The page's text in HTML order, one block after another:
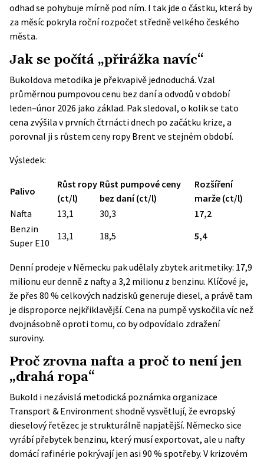
odhad se pohybuje mírně pod ním. I tak jde o částku, která by
za měsíc pokryla roční rozpočet středně velkého českého
města.
Jak se počítá „přirážka navíc“
Bukoldova metodika je překvapivě jednoduchá. Vzal
průměrnou pumpovou cenu bez daní a odvodů v období
leden–únor 2026 jako základ. Pak sledoval, o kolik se tato
cena zvýšila v prvních čtrnácti dnech po začátku krize, a
porovnal ji s růstem ceny ropy Brent ve stejném období.
Výsledek:
Palivo
Růst ropy
(ct/l)
Růst pumpové ceny
bez daní (ct/l)
Rozšíření
marže (ct/l)
Nafta
13,1 30,3
17,2
Benzin
Super E10
13,1 18,5 5,4
Denní prodeje v Německu pak udělaly zbytek aritmetiky: 17,9
milionu eur denně z nafty a 3,2 milionu z benzinu. Klíčové je,
že přes 80 % celkových nadzisků generuje diesel, a právě tam
je disproporce nejkřiklavější. Cena na pumpě vyskočila víc než
dvojnásobně oproti tomu, co by odpovídalo zdražení
suroviny.
Proč zrovna nafta a proč to není jen
„drahá ropa“
Bukold i nezávislá metodická poznámka organizace
Transport & Environmentshodně vysvětlují, že evropský
dieselový řetězec je strukturálně napjatější. Německo sice
vyrábí přebytek benzinu, který musí exportovat, ale u nafty
domácí rafinérie pokrývají jen asi 90 % spotřeby. V krizovém